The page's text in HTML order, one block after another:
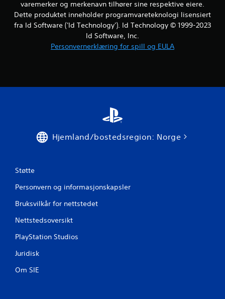
r
varemerker og merkenavn tilhører sine respektive eiere.
Dette produktet inneholder programvareteknologi lisensiert
fra Id Software ('Id Technology'). Id Technology © 1999-2023
Id Software, Inc.
Personvernerklæring for spill og EULA
Hjemland/bostedsregion: Norge
Støtte
Personvern og informasjonskapsler
Bruksvilkår for nettstedet
Nettstedsoversikt
PlayStation Studios
Juridisk
Om SIE